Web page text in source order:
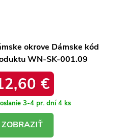
okrove Dámske kód
WN-SK-001.09
€
3-4 pr. dní4 ks